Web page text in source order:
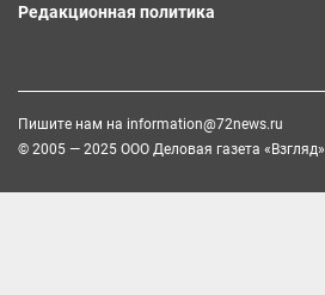
Редакционная политика
Пишите нам на information@72news.ru
© 2005 — 2025 ООО Деловая газета «Взгляд»